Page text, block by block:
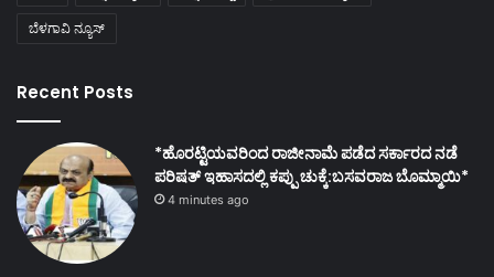
ಬೆಳಗಾವಿ ನ್ಯೂಸ್
Recent Posts
*ಹೊರಟ್ಟಿಯವರಿಂದ ರಾಜೀನಾಮೆ ಪಡೆದ ಸರ್ಕಾರದ ನಡೆ
ಪರಿಷತ್ ಇಹಾಸದಲ್ಲಿ ಕಪ್ಪು ಚುಕ್ಕೆ:ಬಸವರಾಜ ಬೊಮ್ಮಾಯಿ*
4 minutes ago